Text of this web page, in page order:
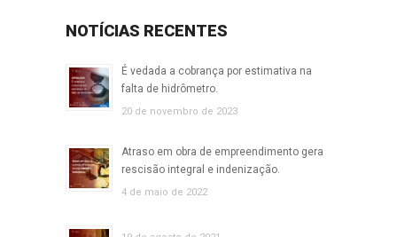
NOTÍCIAS RECENTES
É vedada a cobrança por estimativa na
falta de hidrômetro.
20 de novembro de 2023
Atraso em obra de empreendimento gera
rescisão integral e indenização.
4 de maio de 2022